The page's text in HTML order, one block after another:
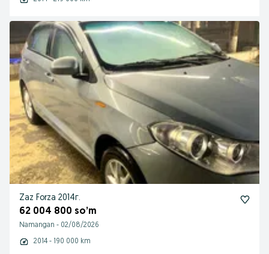
Zaz Forza 2014г.
62 004 800 so’m
Namangan - 02/08/2026
2014 - 190 000 km